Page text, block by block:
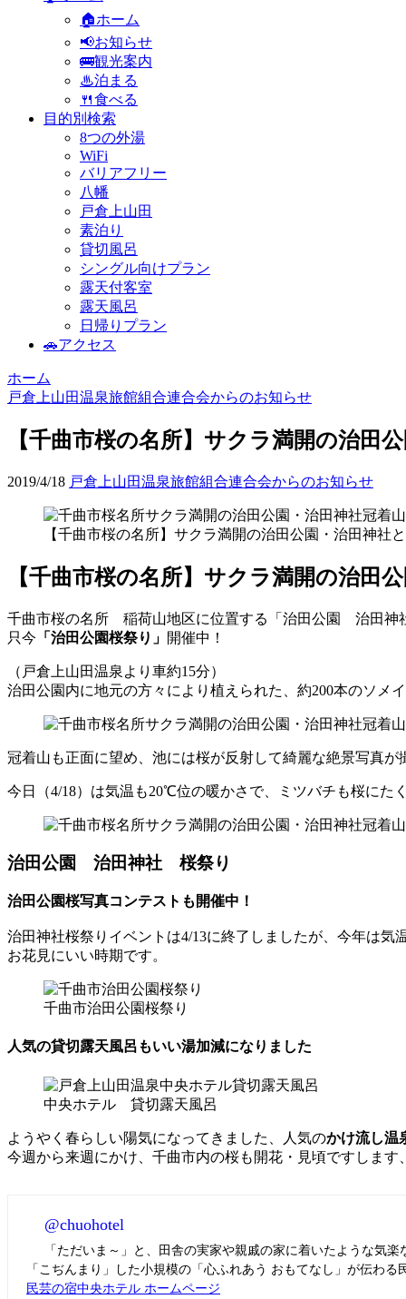
🏠ホーム
📢お知らせ
🚌観光案内
♨泊まる
🍴食べる
目的別検索
8つの外湯
WiFi
バリアフリー
八幡
戸倉上山田
素泊り
貸切風呂
シングル向けプラン
露天付客室
露天風呂
日帰りプラン
🚗アクセス
ホーム
戸倉上山田温泉旅館組合連合会からのお知らせ
【千曲市桜の名所】サクラ満開の治田
2019/4/18 戸倉上山田温泉旅館組合連合会からのお知らせ
【千曲市桜の名所】サクラ満開の治田公園・治田神社
【千曲市桜の名所】サクラ満開の治田
千曲市桜の名所 稲荷山地区に位置する「治田公園 治田神
只今 「治田公園桜祭り」 開催中！
（戸倉上山田温泉より車約15分）
治田公園内に地元の方々により植えられた、約200本のソメ
冠着山も正面に望め、池には桜が反射して綺麗な絶景写真が
今日（4/18）は気温も20℃位の暖かさで、ミツバチも桜にた
治田公園 治田神社 桜祭り
治田公園桜写真コンテストも開催中！
治田神社桜祭りイベントは4/13に終了しましたが、今年は
お花見にいい時期です。
千曲市治田公園桜祭り
人気の貸切露天風呂もいい湯加減になりました
中央ホテル 貸切露天風呂
ようやく春らしい陽気になってきました、人気のかけ流し温
今週から来週にかけ、千曲市内の桜も開花・見頃ですしま
@chuohotel
「ただいま～」と、田舎の実家や親戚の家に着いたような気
「こぢんまり」した小規模の「心ふれあう おもてなし」が伝わる
民芸の宿中央ホテル ホームページ